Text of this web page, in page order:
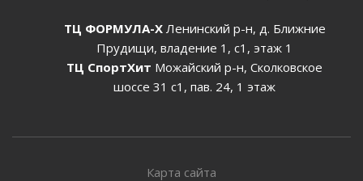
ТЦ ФОРМУЛА-ХЛенинский р-н, д. Ближние
Прудищи, владение 1, с1, этаж 1
ТЦ СпортХит Можайский р-н, Сколковское
шоссе 31 с1, пав. 24, 1 этаж
Карта сайта